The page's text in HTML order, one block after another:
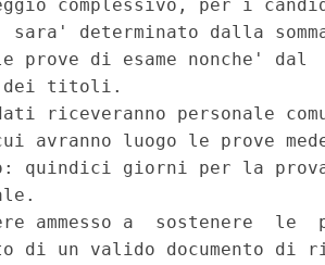
complessivo, per i
sara' determinato dalla
prove di esame nonche'
dei titoli.
riceveranno personale
avranno luogo le prove
quindici giorni per la
ammesso a  sostenere  le
di un valido documento di